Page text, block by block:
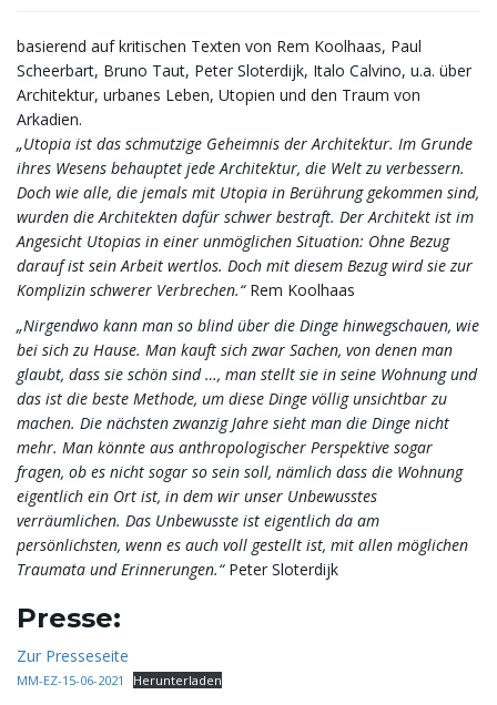
v
g
a
basierend auf kritischen Texten von Rem Koolhaas, Paul
Scheerbart, Bruno Taut, Peter Sloterdijk, Italo Calvino, u.a. über
Architektur, urbanes Leben, Utopien und den Traum von
Arkadien.
„Utopia ist das schmutzige Geheimnis der Architektur. Im Grunde
ihres Wesens behauptet jede Architektur, die Welt zu verbessern.
Doch wie alle, die jemals mit Utopia in Berührung gekommen sind,
wurden die Architekten dafür schwer bestraft. Der Architekt ist im
Angesicht Utopias in einer unmöglichen Situation: Ohne Bezug
darauf ist sein Arbeit wertlos. Doch mit diesem Bezug wird sie zur
Komplizin schwerer Verbrechen.“ Rem Koolhaas
„Nirgendwo kann man so blind über die Dinge hinwegschauen, wie
bei sich zu Hause. Man kauft sich zwar Sachen, von denen man
glaubt, dass sie schön sind …, man stellt sie in seine Wohnung und
das ist die beste Methode, um diese Dinge völlig unsichtbar zu
machen. Die nächsten zwanzig Jahre sieht man die Dinge nicht
mehr. Man könnte aus anthropologischer Perspektive sogar
fragen, ob es nicht sogar so sein soll, nämlich dass die Wohnung
eigentlich ein Ort ist, in dem wir unser Unbewusstes
verräumlichen. Das Unbewusste ist eigentlich da am
persönlichsten, wenn es auch voll gestellt ist, mit allen möglichen
Traumata und Erinnerungen.“Peter Sloterdijk
Presse:
Zur Presseseite
MM-EZ-15-06-2021 Herunterladen